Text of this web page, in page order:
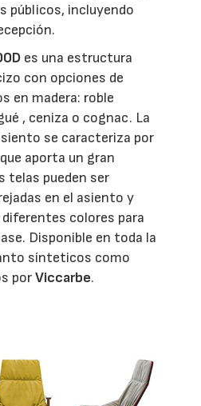
públicos, incluyendo
es una estructura
con opciones de
en madera: roble
, ceniza o cognac. La
se caracteriza por
aporta un gran
pueden ser
en el asiento y
colores para
Disponible en toda la
sínteticos como
porViccarbe.